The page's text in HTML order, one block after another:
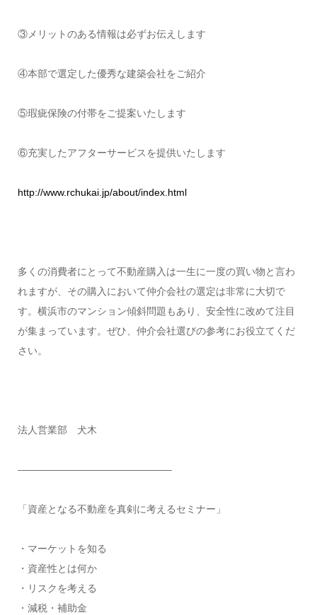
③メリットのある情報は必ずお伝えします
④本部で選定した優秀な建築会社をご紹介
⑤瑕疵保険の付帯をご提案いたします
⑥充実したアフターサービスを提供いたします
http://www.rchukai.jp/about/index.html
多くの消費者にとって不動産購入は一生に一度の買い物と言わ
れますが、その購入において仲介会社の選定は非常に大切で
す。横浜市のマンション傾斜問題もあり、安全性に改めて注目
が集まっています。ぜひ、仲介会社選びの参考にお役立てくだ
さい。
法人営業部 犬木
———————————————–
「資産となる不動産を真剣に考えるセミナー」
・マーケットを知る
・資産性とは何か
・リスクを考える
・減税・補助金